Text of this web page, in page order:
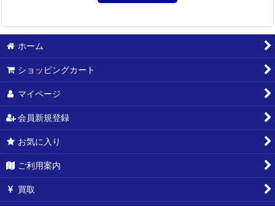
ホーム
ショッピングカート
マイページ
会員新規登録
お気に入り
ご利用案内
買取